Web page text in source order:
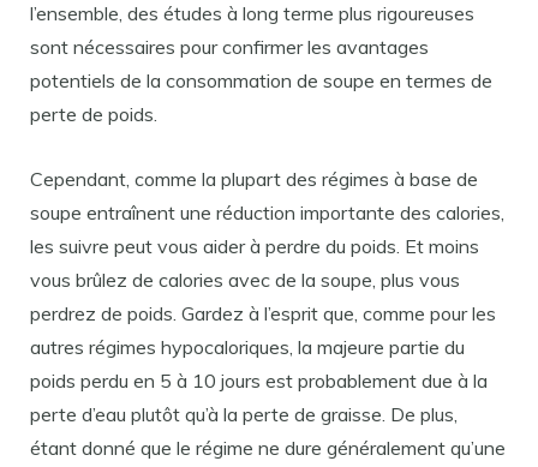
l’ensemble, des études à long terme plus rigoureuses
sont nécessaires pour confirmer les avantages
potentiels de la consommation de soupe en termes de
perte de poids.
Cependant, comme la plupart des régimes à base de
soupe entraînent une réduction importante des calories,
les suivre peut vous aider à perdre du poids. Et moins
vous brûlez de calories avec de la soupe, plus vous
perdrez de poids. Gardez à l’esprit que, comme pour les
autres régimes hypocaloriques, la majeure partie du
poids perdu en 5 à 10 jours est probablement due à la
perte d’eau plutôt qu’à la perte de graisse. De plus,
étant donné que le régime ne dure généralement qu’une